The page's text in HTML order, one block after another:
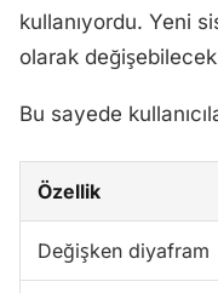
kullanıyordu. Yeni
olarak
Bu sayede
Özellik
Değişken diyafram